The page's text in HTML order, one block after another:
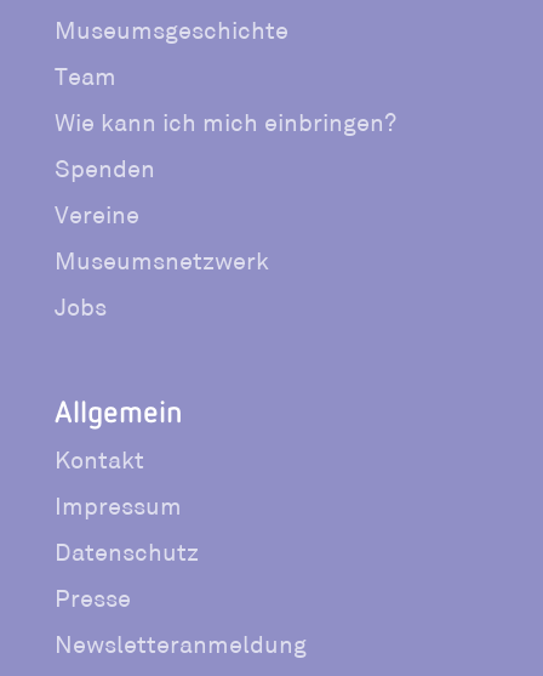
Museumsgeschichte
Team
Wie kann ich mich einbringen?
Spenden
Vereine
Museumsnetzwerk
Jobs
Allgemein
Kontakt
Impressum
Datenschutz
Presse
Newsletteranmeldung